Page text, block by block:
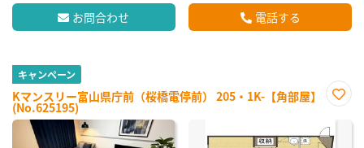
お問合わせ 電話する
キャンペーン
Kマンスリー富山県庁前（桜橋電停前） 205・1K-【角部屋】
(No.625195)
に入
り登